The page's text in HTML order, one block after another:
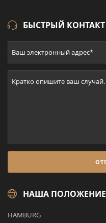
БЫСТРЫЙ КОНТАКТ
НАША ПОЛОЖЕНИЕ
HAMBURG